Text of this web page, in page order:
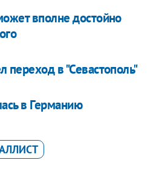
вполне достойно
переход в "Севастополь"
в Германию